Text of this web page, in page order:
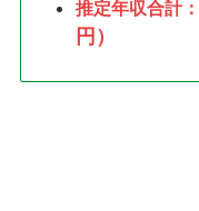
推定年収合計
円）